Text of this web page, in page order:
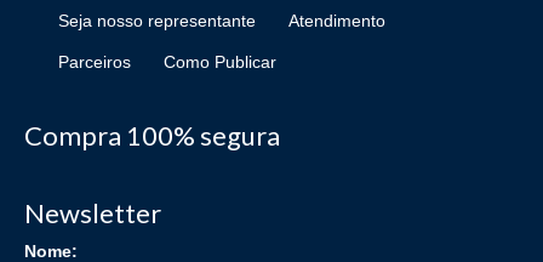
Seja nosso representante Atendimento
Parceiros Como Publicar
Compra 100% segura
Newsletter
Nome: